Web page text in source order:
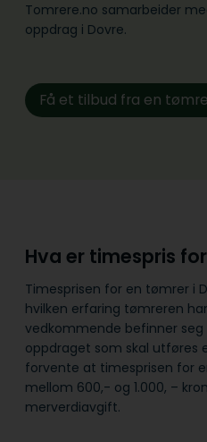
Tomrere.no samarbeider
oppdrag i Dovre.
Få et tilbud fra en
Hva er timespris
Timesprisen for en tømrer i
hvilken erfaring tømreren
vedkommende befinner seg
oppdraget som skal utføres
forvente at timesprisen for
mellom 600,- og 1.000, –
merverdiavgift.